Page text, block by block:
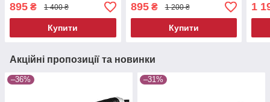
шліфмашина для різання
болгарка для шліфування
895 ₴ 1 400 ₴
Купити
шліфування
кутошліфувальна машина
895₴ 1 200 ₴
Купити
1
Акційні пропозиції та новинки
–36% –31%